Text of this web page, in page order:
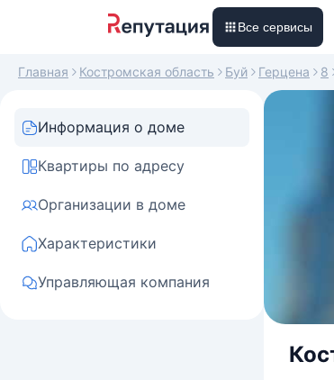
Все сервисы
Главная Костромская область Буй Герцена 8
Информация о доме
Квартиры по адресу
Организации в доме
Характеристики
Управляющая компания